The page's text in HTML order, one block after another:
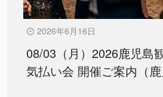
2026年6月16日
08/03（月）2026鹿児島
気払い会 開催ご案内（鹿